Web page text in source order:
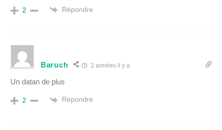
2 Répondre
Baruch 2 années il y a
Un datan de plus
2 Répondre